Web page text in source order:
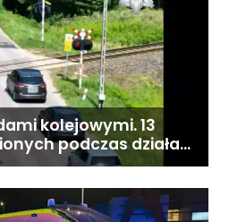
kolejowymi. 13
podczas działań
kolejowy”